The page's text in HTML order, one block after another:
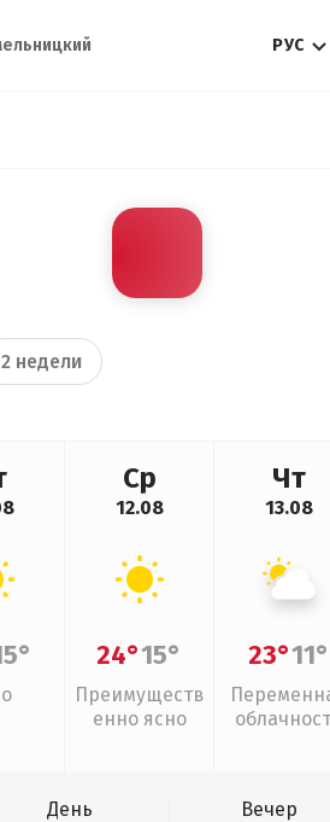
РУС
2 недели
Ср
12.08
24°15°
Преимуществ
енно ясно
Чт
13.08
23°11°
День
Вечер